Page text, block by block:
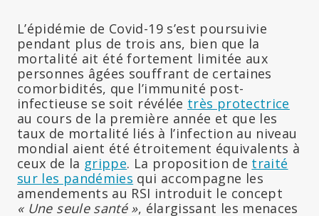
L’épidémie de Covid-19 s’est poursuivie
pendant plus de trois ans, bien que la
mortalité ait été fortement limitée aux
personnes âgées souffrant de certaines
comorbidités, que l’immunité post-
infectieuse se soit révélée très protectrice
au cours de la première année et que les
taux de mortalité liés à l’infection au niveau
mondial aient été étroitement équivalents à
ceux de la grippe. La proposition de traité
sur les pandémies qui accompagne les
amendements au RSI introduit le concept
« Une seule santé », élargissant les menaces